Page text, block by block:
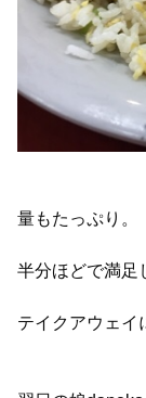
量もたっぷり。
半分ほどで満足
テイクアウェイ